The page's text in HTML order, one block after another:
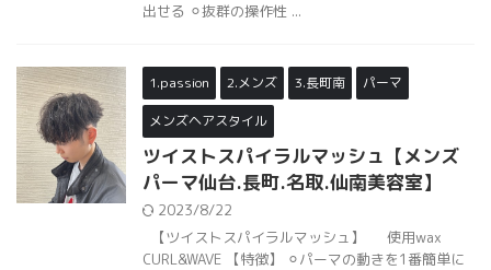
出せる ⚪︎抜群の操作性 ...
1.passion 2.メンズ 3.長町南 パーマ
メンズヘアスタイル
ツイストスパイラルマッシュ【メンズ
パーマ仙台.長町.名取.仙南美容室】
2023/8/22
【ツイストスパイラルマッシュ】 使用wax
CURL&WAVE 【特徴】 ⚪︎パーマの動きを1番簡単に